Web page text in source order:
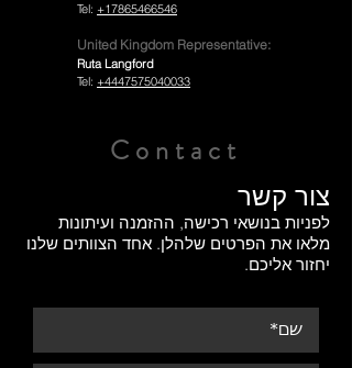
Contact
Tel: +17865466546
United Kingdom Representative:
Ruta Langford
Tel: +4447575040033
צור קשר
לפניות בנושאי רכישה, ההזמנה ועיתונות
מלאו את הפרטים שלהלן. אחד הצוותים שלנו
יחזור אליכם.